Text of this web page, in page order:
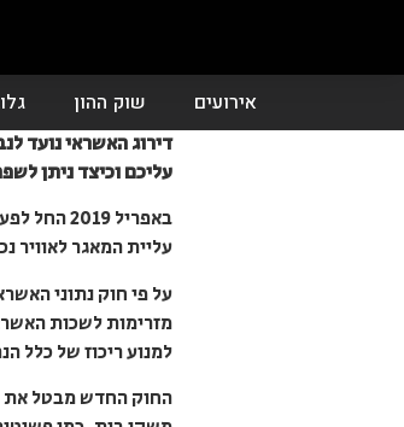
אירועים שוק ההון
דירוג האשראי נועד
עליכם וכיצד ניתן
באפריל
עליית המאגר
למנוע ריכוז של כלל